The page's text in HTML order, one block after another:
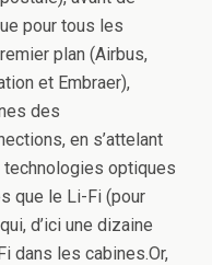
pour tous les
plan (Airbus,
et Embraer),
des
en s’attelant
optiques
que le Li-Fi (pour
d’ici une dizaine
dans les cabines.Or,